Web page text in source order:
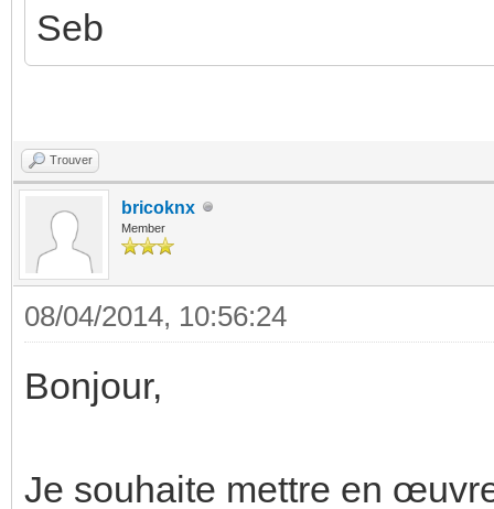
Seb
Trouver
bricoknx
Member
08/04/2014, 10:56:24
Bonjour,
Je souhaite mettre en